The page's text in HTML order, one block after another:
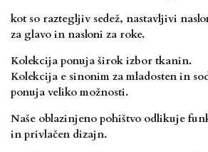
kot so raztegljiv sedež, nastavljivi
za glavo in nasloni za roke.
Kolekcija ponuja širok izbor tkanin.
Kolekcija e sinonim za mladosten in
ponuja veliko možnosti.
Naše oblazinjeno pohištvo odlikuje
in privlačen dizajn.